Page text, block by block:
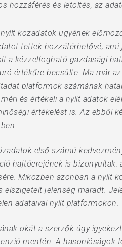
hozzáférés és letöltés, az
közadatok ügyének
tettek hozzáférhetővé,
kézzelfogható gazdasági
értékűre becsülte. Ma már
platformok számának
és értékeli a nyílt adatok
értékelést is. Az ebből
első számú
hajtóerejének is
Miközben azonban a nyílt
jelenség maradt.
adataival nyílt platformokon.
okát a szerzők úgy
mentén. A hasonlóságok